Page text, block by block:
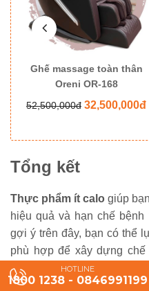
Ghế massage toàn thân
Oreni OR-168
52,500,000đ 32,500,000đ
Tổng kết
Thực phẩm ít calo giúp
hiệu quả và hạn chế
gợi ý trên đây, bạn có thể
phù hợp để xây dựng
nhé.
HOTLINE
1800 1238 - 0846991199